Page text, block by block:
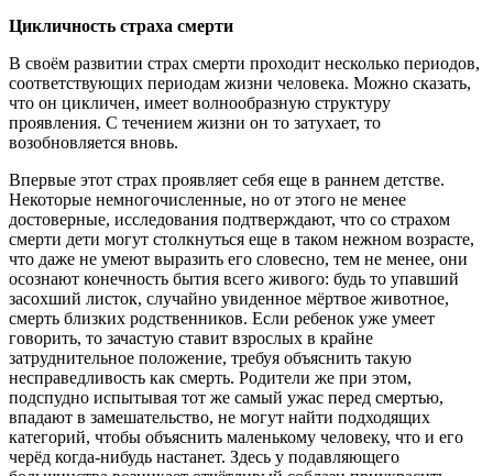
Цикличность страха смерти
В своём развитии страх смерти проходит несколько периодов,
соответствующих периодам жизни человека. Можно сказать,
что он цикличен, имеет волнообразную структуру
проявления. С течением жизни он то затухает, то
возобновляется вновь.
Впервые этот страх проявляет себя еще в раннем детстве.
Некоторые немногочисленные, но от этого не менее
достоверные, исследования подтверждают, что со страхом
смерти дети могут столкнуться еще в таком нежном возрасте,
что даже не умеют выразить его словесно, тем не менее, они
осознают конечность бытия всего живого: будь то упавший
засохший листок, случайно увиденное мёртвое животное,
смерть близких родственников. Если ребенок уже умеет
говорить, то зачастую ставит взрослых в крайне
затруднительное положение, требуя объяснить такую
несправедливость как смерть. Родители же при этом,
подспудно испытывая тот же самый ужас перед смертью,
впадают в замешательство, не могут найти подходящих
категорий, чтобы объяснить маленькому человеку, что и его
черёд когда-нибудь настанет. Здесь у подавляющего